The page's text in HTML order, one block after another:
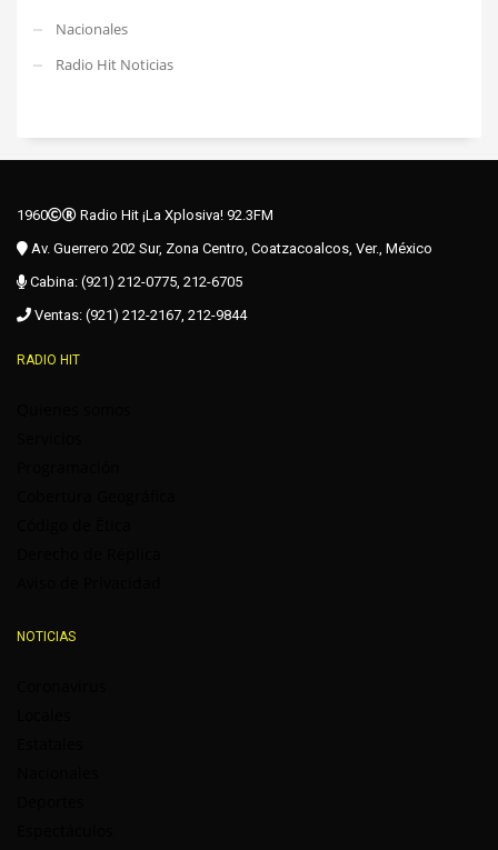
Nacionales
Radio Hit Noticias
1960
Radio Hit ¡La Xplosiva! 92.3FM
Av. Guerrero 202 Sur, Zona Centro, Coatzacoalcos, Ver., México
Cabina: (921) 212-0775, 212-6705
Ventas: (921) 212-2167, 212-9844
RADIO HIT
NOTICIAS